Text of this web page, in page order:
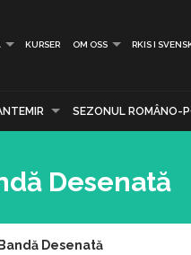
KURSER OM OSS RKIS I
SEZONUL ROMÂNO-
Desenată
Desenată